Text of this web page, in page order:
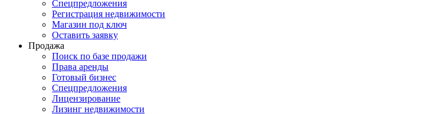
Спецпредложения
Регистрация недвижимости
Магазин под ключ
Оставить заявку
Продажа
Поиск по базе продажи
Права аренды
Готовый бизнес
Спецпредложения
Лицензирование
Лизинг недвижимости